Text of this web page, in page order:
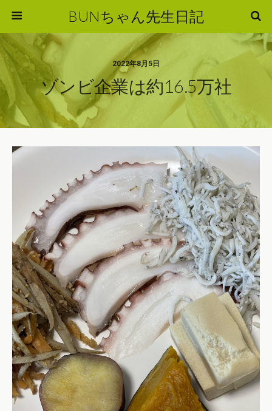
BUNちゃん先生日記
2022年8月5日
ゾンビ企業は約16.5万社